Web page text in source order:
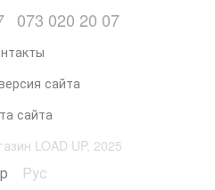
073 020 20 07
сайта
сайта
LOAD UP, 2025
Рус